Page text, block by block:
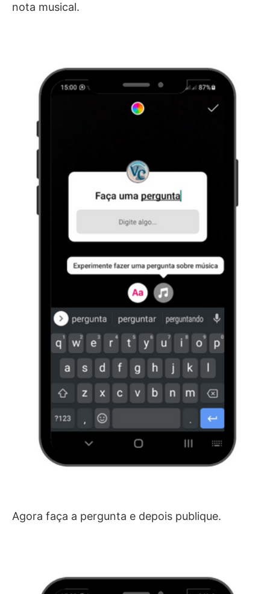
nota musical.
Agora faça a pergunta e depois publique.